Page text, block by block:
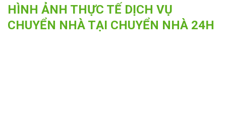
HÌNH ẢNH THỰC TẾ DỊCH VỤ
CHUYỂN NHÀ TẠI CHUYỂN NHÀ 24H